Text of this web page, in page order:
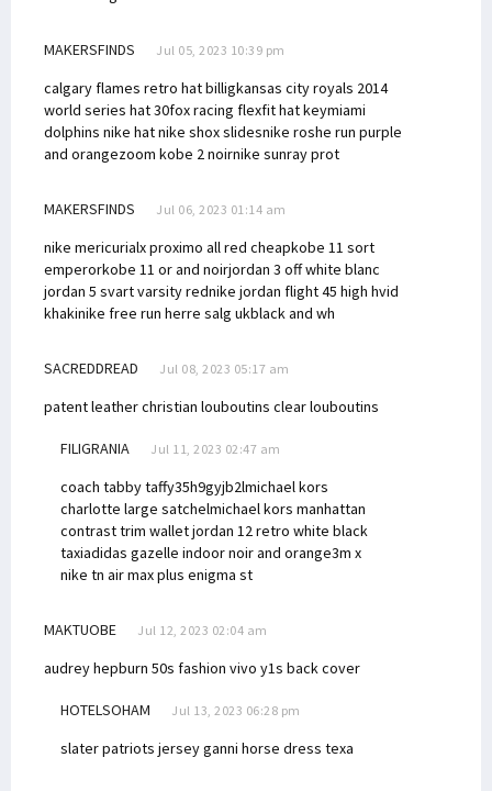
MAKERSFINDS Jul 05, 2023 10:39 pm
calgary flames retro hat billigkansas city royals 2014
world series hat 30fox racing flexfit hat keymiami
dolphins nike hatnike shox slidesnike roshe run purple
and orangezoom kobe 2 noirnike sunray prot
MAKERSFINDS Jul 06, 2023 01:14 am
nike mericurialx proximo all red cheapkobe 11 sort
emperorkobe 11 or and noirjordan 3 off white blanc
jordan 5 svart varsity rednike jordan flight 45 high hvid
khakinike free run herre salg ukblack and wh
SACREDDREAD Jul 08, 2023 05:17 am
patent leather christian louboutins clear louboutins
FILIGRANIA Jul 11, 2023 02:47 am
coach tabby taffy35h9gyjb2lmichael kors
charlotte large satchelmichael kors manhattan
contrast trim walletjordan 12 retro white black
taxiadidas gazelle indoor noir and orange3m x
nike tn air max plus enigma st
MAKTUOBE Jul 12, 2023 02:04 am
audrey hepburn 50s fashion vivo y1s back cover
HOTELSOHAM Jul 13, 2023 06:28 pm
slater patriots jerseyganni horse dress texa